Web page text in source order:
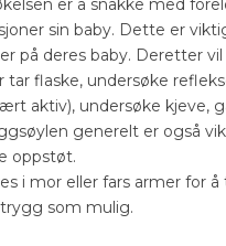
er å snakke med
sin baby. Dette er
på deres baby. Deretter
tar flaske, undersøke
aktiv), undersøke kjeve,
generelt er også
oppstøt.
i mor eller fars armer for
som mulig.